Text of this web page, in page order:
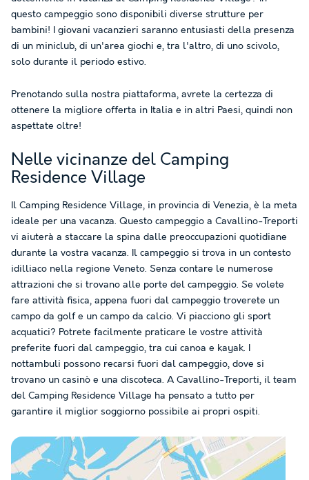
questo campeggio sono disponibili diverse strutture per
bambini! I giovani vacanzieri saranno entusiasti della presenza
di un miniclub, di un'area giochi e, tra l'altro, di uno scivolo,
solo durante il periodo estivo.
Prenotando sulla nostra piattaforma, avrete la certezza di
ottenere la migliore offerta in Italia e in altri Paesi, quindi non
aspettate oltre!
Nelle vicinanze del Camping
Residence Village
Il Camping Residence Village, in provincia di Venezia, è la meta
ideale per una vacanza. Questo campeggio a Cavallino-Treporti
vi aiuterà a staccare la spina dalle preoccupazioni quotidiane
durante la vostra vacanza. Il campeggio si trova in un contesto
idilliaco nella regione Veneto. Senza contare le numerose
attrazioni che si trovano alle porte del campeggio. Se volete
fare attività fisica, appena fuori dal campeggio troverete un
campo da golf e un campo da calcio. Vi piacciono gli sport
acquatici? Potrete facilmente praticare le vostre attività
preferite fuori dal campeggio, tra cui canoa e kayak. I
nottambuli possono recarsi fuori dal campeggio, dove si
trovano un casinò e una discoteca. A Cavallino-Treporti, il team
del Camping Residence Village ha pensato a tutto per
garantire il miglior soggiorno possibile ai propri ospiti.